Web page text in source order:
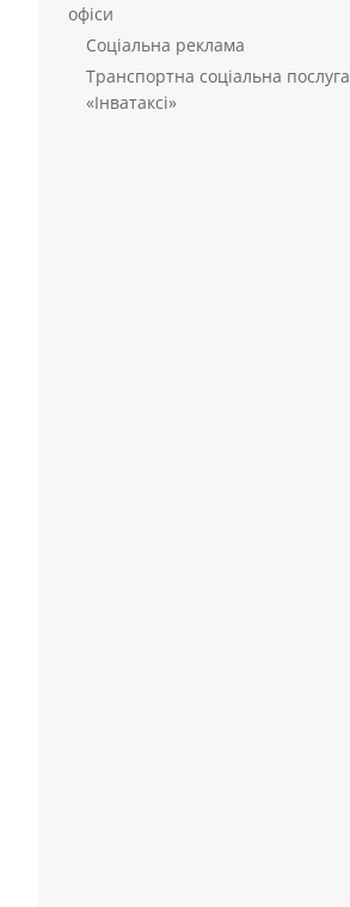
офіси
Соціальна реклама
Транспортна соціальна послуга
«Інватаксі»